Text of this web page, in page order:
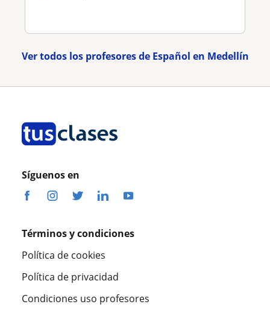
Ver todos los profesores de Español en Medellín
Síguenos en
Términos y condiciones
Política de cookies
Política de privacidad
Condiciones uso profesores